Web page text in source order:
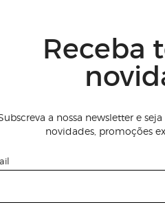
Receba
a nossa newsletter e
novidades, promoções